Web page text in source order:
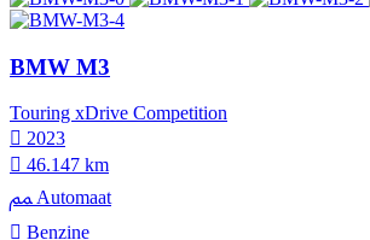
BMW M3
Touring xDrive Competition
2023
46.147 km
Automaat
Benzine